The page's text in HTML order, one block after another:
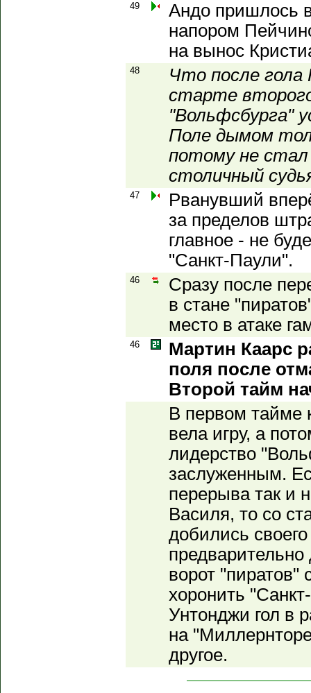
49
Андо пришлось
напором
на вынос
48
Что после гола
старте
"Вольфсбурга"
Поле дымом
потому не стал
столичный
47
Рванувший
за пределов
главное - не
"Санкт-Паули".
46
Сразу после
в стане
место в атаке
46
Мартин Каарс
поля после
Второй тайм
В первом тайме
вела игру, а
лидерство
заслуженным.
перерыва так и
Василя, то со
добились
ворот "пиратов"
хоронить
Унтонджи гол в
на
другое.